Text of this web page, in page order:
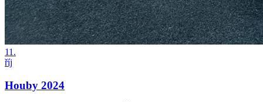
11.
říj
Houby 2024